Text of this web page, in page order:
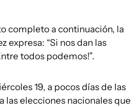
completo a continuación, la
expresa: “Si nos dan las
todos podemos!”.
19, a pocos días de las
las elecciones nacionales que